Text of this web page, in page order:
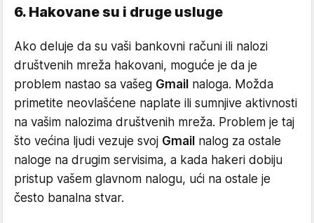
6. Hakovane su i druge usluge
Ako deluje da su vaši bankovni računi ili nalozi
društvenih mreža hakovani, moguće je da je
problem nastao sa vašeg Gmail naloga. Možda
primetite neovlašćene naplate ili sumnjive aktivnosti
na vašim nalozima društvenih mreža. Problem je taj
što većina ljudi vezuje svoj Gmail nalog za ostale
naloge na drugim servisima, a kada hakeri dobiju
pristup vašem glavnom nalogu, ući na ostale je
često banalna stvar.